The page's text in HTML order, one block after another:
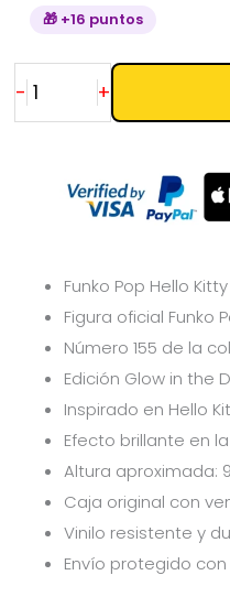
🎁 +16 puntos
- +
Funko Pop Hello
Figura oficial Funko
Número 155 de la
Edición Glow in the
Inspirado en Hello
Efecto brillante en
Altura aproximada:
Caja original con
Vinilo resistente y
Envío protegido